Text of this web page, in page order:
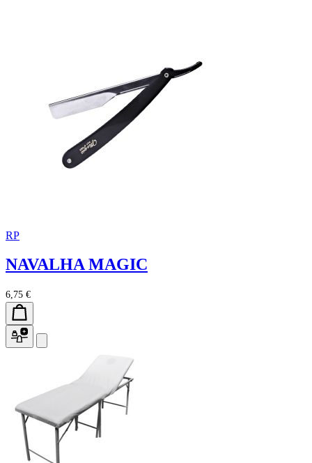
RP
NAVALHA MAGIC
6,75 €